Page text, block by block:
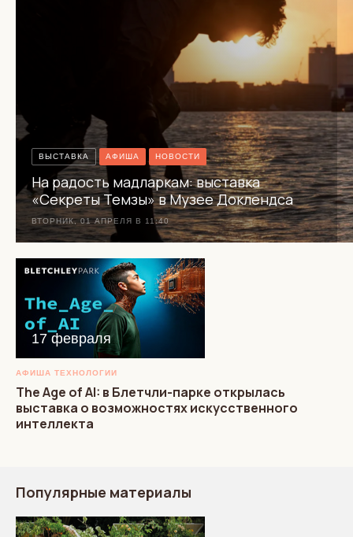
ВЫСТАВКА АФИША НОВОСТИ
На радость мадларкам: выставка
«Секреты Темзы» в Музее Доклендса
ВТОРНИК, 01 АПРЕЛЯ В 11:40
17 февраля
АФИША ТЕХНОЛОГИИ
The Age of AI: в Блетчли-парке открылась
выставка о возможностях искусственного
интеллекта
Популярные материалы